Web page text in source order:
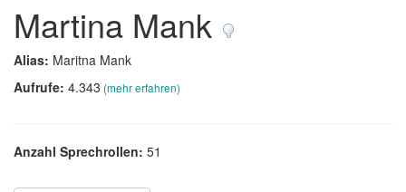
Martina Mank
Alias: Maritna Mank
Aufrufe: 4.343 (mehr erfahren)
Anzahl Sprechrollen: 51